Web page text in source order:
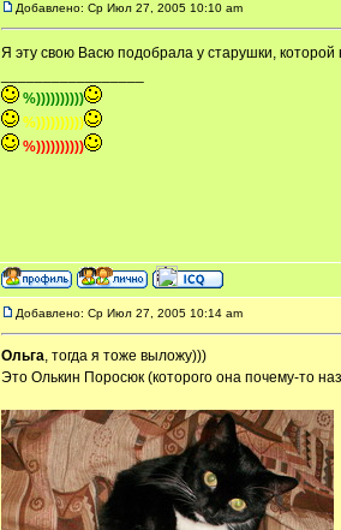
Добавлено: Ср Июл 27, 2005 10:10 am
Я эту свою Васю подобрала у старушки,
%))))))))))
%))))))))))
%))))))))))
Добавлено: Ср Июл 27, 2005 10:14 am
Ольга, тогда я тоже выложу)))
Это Олькин Поросюк (которого она почему-то